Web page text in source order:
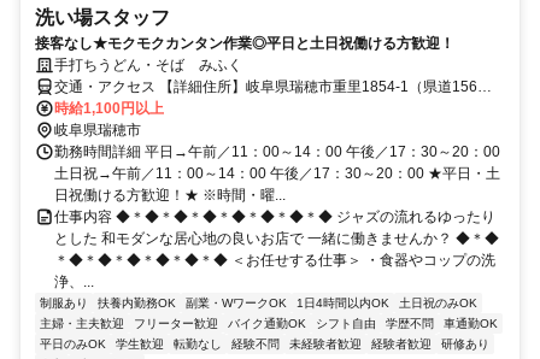
洗い場スタッフ
接客なし★モクモクカンタン作業◎平日と土日祝働ける方歓迎！
手打ちうどん・そば みふく
交通・アクセス 【詳細住所】岐阜県瑞穂市重里1854-1（県道156号
｢重里｣交差点を西300m※車通勤可）
時給1,100円以上
岐阜県瑞穂市
勤務時間詳細 平日→午前／11：00～14：00 午後／17：30～20：00
土日祝→午前／11：00～14：00 午後／17：30～20：00 ★平日・土
日祝働ける方歓迎！★ ※時間・曜...
仕事内容 ◆＊◆＊◆＊◆＊◆＊◆＊◆＊◆ ジャズの流れるゆったり
とした 和モダンな居心地の良いお店で 一緒に働きませんか？ ◆＊◆
＊◆＊◆＊◆＊◆＊◆＊◆ ＜お任せする仕事＞ ・食器やコップの洗
浄、...
制服あり 扶養内勤務OK 副業・WワークOK 1日4時間以内OK
土日祝のみOK
主婦・主夫歓迎
フリーター歓迎 バイク通勤OK シフト自由 学歴不問
車通勤OK
平日のみOK
学生歓迎 転勤なし 経験不問 未経験者歓迎 経験者歓迎
研修あり